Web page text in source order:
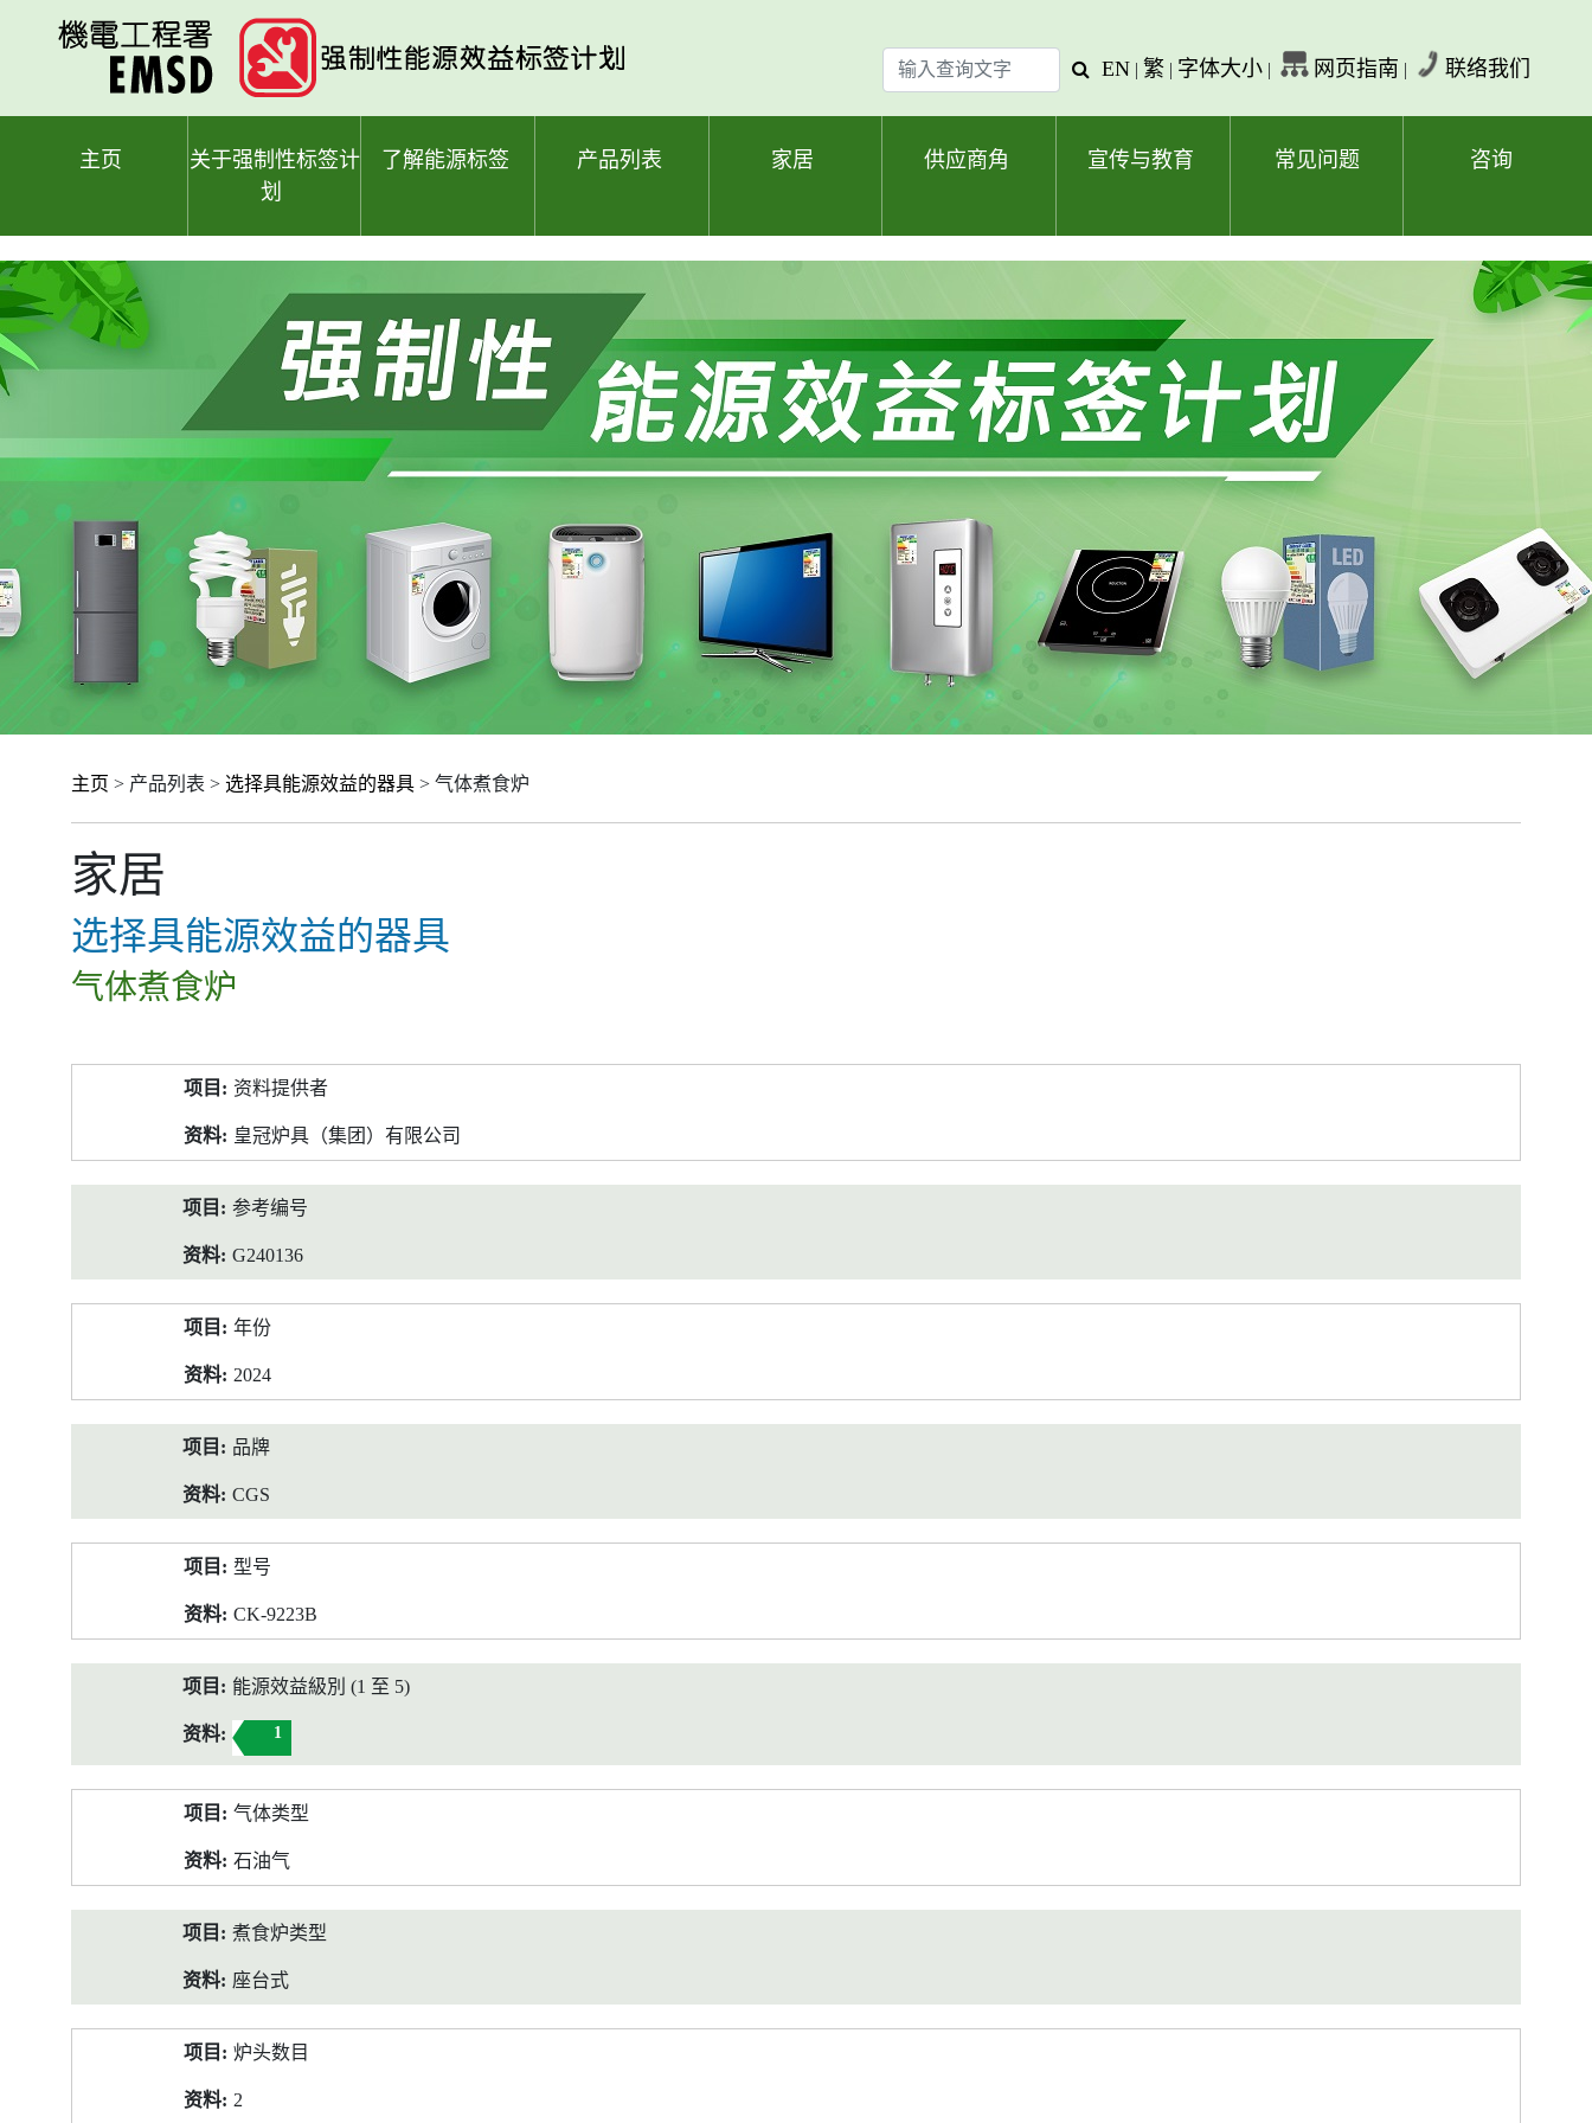
输
入
查
查
字
EN | 繁 | 字体大小 | 网页指南 | 联络我们
主页
关于强制性标签计
划
了解能源标签 产品列表 家居 供应商角 宣传与教育 常见问题 咨询
主页 > 产品列表 > 选择具能源效益的器具 > 气体煮食炉
家居
选择具能源效益的器具
气体煮食炉
料
资料提供者
皇冠炉具（集团）有限公司
参考编号
G240136
年份
2024
品牌
CGS
型号
CK-9223B
能源效益級別 (1 至 5)
1
气体类型
石油气
煮食炉类型
座台式
炉头数目
2